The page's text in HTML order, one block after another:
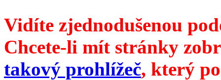
Vidíte zjednodušenou
Chcete-li mít stránky
takový prohlížeč, který